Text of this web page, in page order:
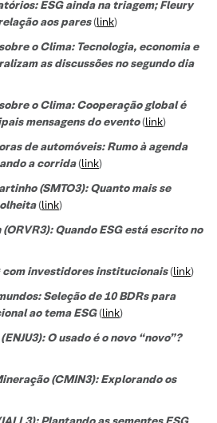
ESG ainda na triagem; Fleury
aos pares(link)
o Clima: Tecnologia, economia e
as discussões no segundo dia
o Clima: Cooperação global é
mensagens do evento(link)
de automóveis: Rumo à agenda
a corrida(link)
(SMTO3): Quanto mais se
(link)
Quando ESG está escrito no
com investidores institucionais(link)
Seleção de 10 BDRs para
ao tema ESG(link)
O usado é o novo “novo”?
(CMIN3): Explorando os